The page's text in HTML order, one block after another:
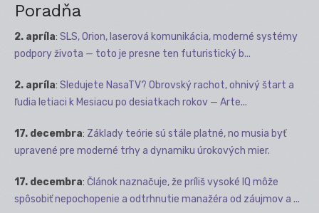
Poradňa
2. apríla: SLS, Orion, laserová komunikácia, moderné systémy
podpory života — toto je presne ten futuristický b...
2. apríla: Sledujete NasaTV? Obrovský rachot, ohnivý štart a
ľudia letiaci k Mesiacu po desiatkach rokov — Arte...
17. decembra: Základy teórie sú stále platné, no musia byť
upravené pre moderné trhy a dynamiku úrokových mier.
17. decembra: Článok naznačuje, že príliš vysoké IQ môže
spôsobiť nepochopenie a odtrhnutie manažéra od záujmov a ...